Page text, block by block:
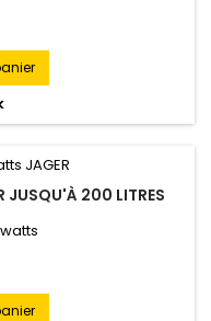
JUSQU'À 200 LITRES